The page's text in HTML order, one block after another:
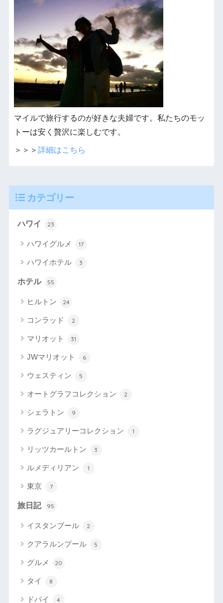
マイルで旅行するのが好きな夫婦です。私たちのモッ
トーは安く贅沢に楽しむです。
＞＞＞ 詳細はこちら
カテゴリー
ハワイ 23
ハワイグルメ 17
ハワイホテル 3
ホテル 55
ヒルトン 24
コンラッド 2
マリオット 31
JWマリオット 6
ウェスティン 5
オートグラフコレクション 2
シェラトン 9
ラグジュアリーコレクション 1
リッツカールトン 3
ルメディリアン 1
東京 7
旅日記 95
イスタンブール 2
クアラルンプール 5
グルメ 20
タイ 8
ドバイ 4